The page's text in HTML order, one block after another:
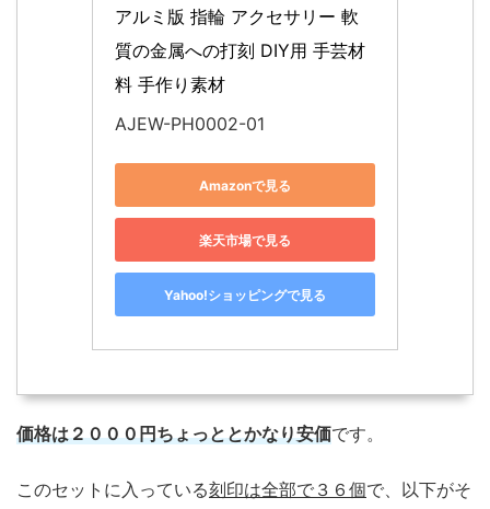
アルミ版 指輪 アクセサリー 軟
質の金属への打刻 DIY用 手芸材
料 手作り素材
AJEW-PH0002-01
Amazonで見る
楽天市場で見る
Yahoo!ショッピングで見る
価格は２０００円ちょっととかなり安価です。
このセットに入っている刻印は全部で３６個で、以下がそ